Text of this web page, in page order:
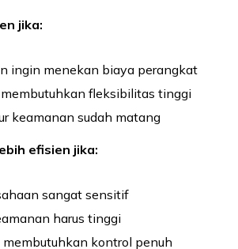
jika:
ingin menekan biaya perangkat
fleksibilitas tinggi
keamanan sudah matang
efisien jika:
sangat sensitif
harus tinggi
membutuhkan kontrol penuh